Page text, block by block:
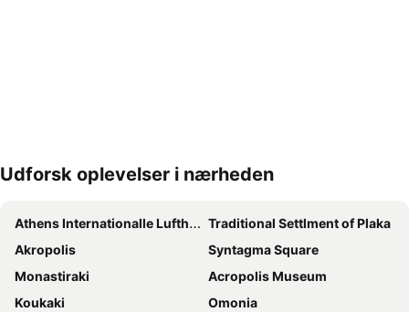
Udvid kort
Udforsk oplevelser i nærheden
Athens Internationalle Lufthavn Eleftherios Venizelos
Traditional Settlment of Plaka
Akropolis
Syntagma Square
Monastiraki
Acropolis Museum
Koukaki
Omonia